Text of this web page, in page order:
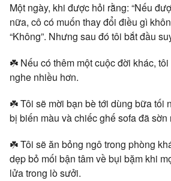
Một ngày, khi được hỏi rằng: “Nếu
nữa, cô có muốn thay đổi điều gì
“Không”. Nhưng sau đó tôi bắt đầu
☘️ Nếu có thêm một cuộc đời khác,
nghe nhiều hơn.
☘️ Tôi sẽ mời bạn bè tới dùng bữa tối
bị biến màu và chiếc ghế sofa đã sờn
☘️ Tôi sẽ ăn bỏng ngô trong phòng
dẹp bỏ mối bận tâm về bụi bặm khi
lửa trong lò sưởi.